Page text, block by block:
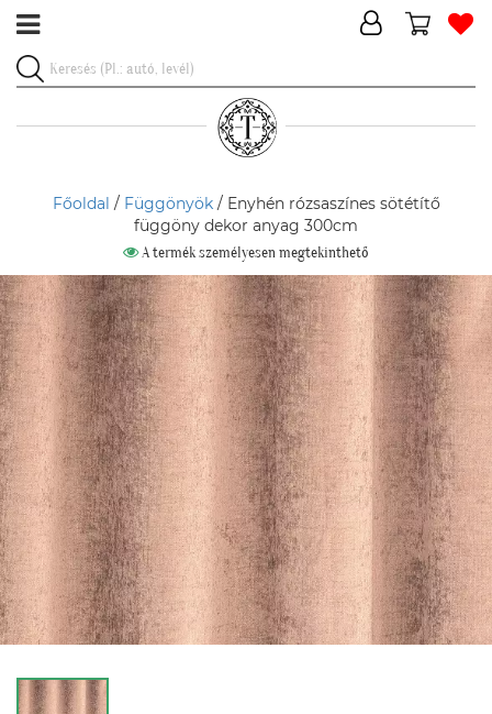
Főoldal / Függönyök/ Enyhén rózsaszínes sötétítő
függöny dekor anyag 300cm
A termék személyesen megtekinthető